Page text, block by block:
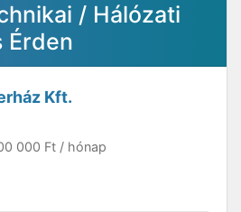
/ Hálózati
Érden
Kft.
000 Ft / hónap